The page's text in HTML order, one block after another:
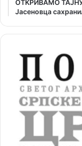
ОТKРИВАМО
Јасеновца